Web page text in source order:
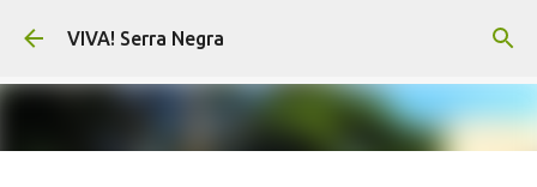
Pular para o conteúdo principal
VIVA! Serra Negra